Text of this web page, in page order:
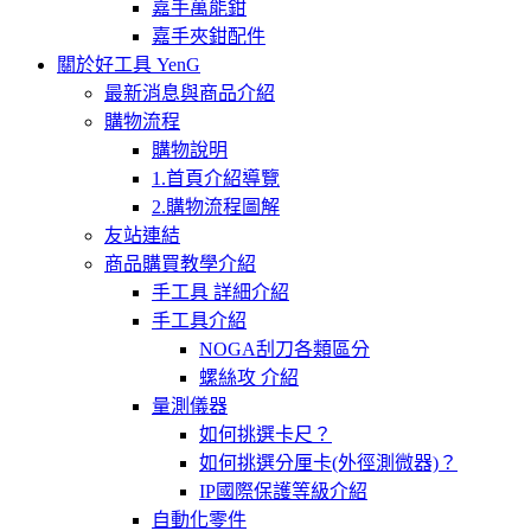
嘉手萬能鉗
嘉手夾鉗配件
關於好工具 YenG
最新消息與商品介紹
購物流程
購物說明
1.首頁介紹導覽
2.購物流程圖解
友站連結
商品購買教學介紹
手工具 詳細介紹
手工具介紹
NOGA刮刀各類區分
螺絲攻 介紹
量測儀器
如何挑選卡尺？
如何挑選分厘卡(外徑測微器)？
IP國際保護等級介紹
自動化零件